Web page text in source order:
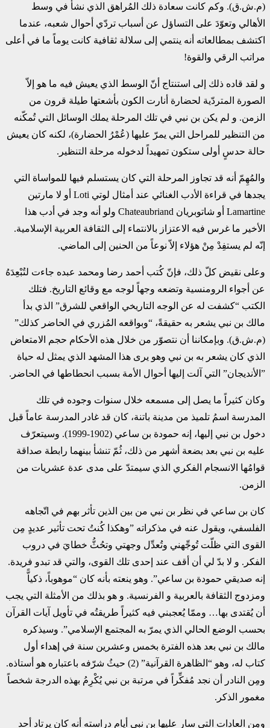
(م.ش.ق). وكم كانت سعادة ذلك المُراهق الذي ‏نشأ في وسط
الأهالي وتعوّدَ على التساؤل عن أسباب تردّي أحوال شعبه، عندما
اكتشف بمطالعاته أنه ‏ينتمي إلى سلالة ثقافية كانت يوماً ما في أعلى
مراتب الرقي والقوة! ‏
و‎ ‎لقد قاده ذلك إلى استنتاج أنّ الوسط الذي يعيش فيه ما هو إلاّ
الصورة المتردّية لحضارة أنارت الكون ‏بأشعتها طيلة قرون من
الزمن. و‎ ‎لم يكن بن نبي في تلك المرحلة يملك الوسائل التي تُمكّنه
من التنظير ‏للمراحل التي يمرّ عليها (عُمْرُ الحضارة)، لكنه كان يعيش
حالة حدسٍ أولى ستكون تمهيداً لدخوله مرحلة ‏التنظير. ‏
والمُهِمّ أنه قد تجاوز المرحلة التي كان يستسلم فيها للمواساة التي
يجدها في قراءة الأدب الغنائي عند ‏أمثال لوتي ‏Loti‏ أو لا مارتين
‏Lamartine‏ أو شاتوبريان ‏Chateaubriand‏ ولو أنه وجد في أدب ‏هذا
الأخير ما غرس فيه الاعتزاز بالانتماء إلى الثقافة العربية الإسلامية.
إنّه لم يستفِدْ مِنْ هؤلاء إلاّ ‏نوعاً من الحنين إلى الماضي.‏
وعلى نقيض كلّ ذلك، فإنّ كُتب أحمد رضا ومحمد عبده جاءت لتُبْعِدَهُ
عن أجواء الرومنسية وتضعه ‏وجهاً لوجه مع وقائع التاريخ. فتلك
الكتب “كشفت له عن الوجه التاريخي الواقعي للشرق” الذي بدأ
‏مالك بن نبي يشعر به حقيقةً، “وبواقعه المُزري في الحاضر كذلك”
(م.ش.ق). وبإمكاننا أن نتصوّر من ‏خلال هذه الأحكام حجم الامتعاض
الذي كان يشعر به بن نبي وهو يرى هذا المشهد الذي يمثل له حياة
‏‏”الأنديجان” التي آلت إليها أحوال الأمة بسبب انحطاطها في الحاضر.‏
وكان كثيراً ما يصل إلى مسمعه خلال سنوات وجوده في تلك
المدرسة اسمُ تلميذ من مدينة باتنة، كان قد ‏غادر المدرسة عاماً قبل
دخول بن نبي إليها، إنه حمودة بن ساعي (1902-1999). وسيتعرّف
عليه بن ‏نبي بعد بضعة أشهر من ذلك، ثُمّ تنشأ بينهما رابطة صداقة
قوامُها الانسجام الفكري الذي سيمتدّ على ‏مدى عدة عشريات من
الزمن.‏
كان بن ساعي في نظر بن نبي من بين الذين تأثر بهم في اتّجاهه
الفلسفي، ويقول عنه في مذكراته ‏‏”وهكذا كُنتُ تحت تأثير عديدٍ مِن
القوى التي ظلّت تُوجِّهني وتُعدِّل وجهتي وتحُثُّ خطايَ في دروب
‏الفكر. و‎ ‎لا بدّ لي أن أقف عند إحدى تلك القوى، والتي قد تبدو فريدة.
إنه صديقي حمودة بن ساعي”. ‏وهو ينعته بأنه كان “موهوباً، ذكياًّ
ومزدوج الثقافة بالعربية و‎ ‎الفرنسية. و‎ ‎هو بذلك من الأمثلة التي ‏يجب
أن يُقتدى بها… وممّا يُعجبني فيه كثيراً طريقتُه في تأويل آيات القرآن
بحسب الوضع الحالي الذي ‏يمرّ به المجتمع الإسلامي”. وسيذكره
مالك بن نبي بعد هذه الفترة بخمس وعشرين سنة في إهداء أول
‏كتاب له، وهو “الظاهرة القرآنية” (2) حيثُ شرّفه باعتباره هو أستاذه.
ومِن النادر أن نجد مُفكِّراً في ‏مرتبة بن نبي يُكْرِمُ بهذه الدرجة شخصاً
مغمور الذكر.‏
ومِن العادات التي سار عليها بن نبي أيام دراسته أنه كان يرتاد أحد